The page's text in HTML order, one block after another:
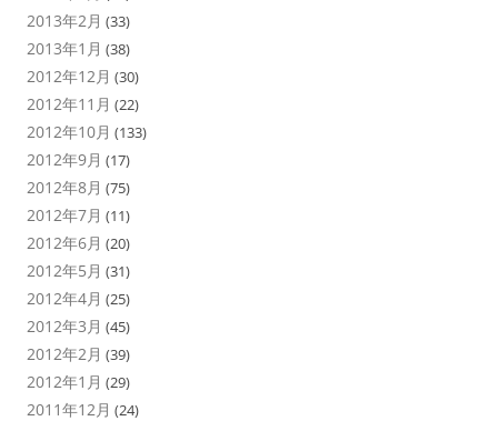
2013年2月 (33)
2013年1月 (38)
2012年12月 (30)
2012年11月 (22)
2012年10月 (133)
2012年9月 (17)
2012年8月 (75)
2012年7月 (11)
2012年6月 (20)
2012年5月 (31)
2012年4月 (25)
2012年3月 (45)
2012年2月 (39)
2012年1月 (29)
2011年12月 (24)